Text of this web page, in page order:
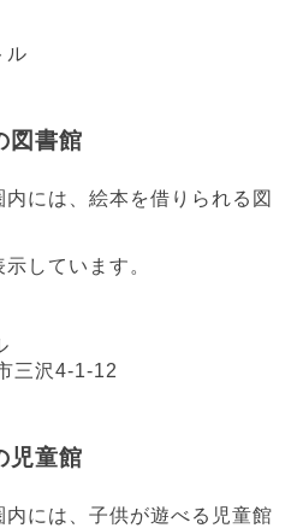
ル
図書館
には、絵本を借りられる図
しています。
三沢4-1-12
児童館
には、子供が遊べる児童館